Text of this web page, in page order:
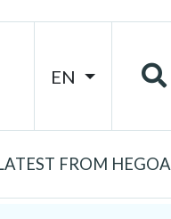
EN
FROM HEGOA